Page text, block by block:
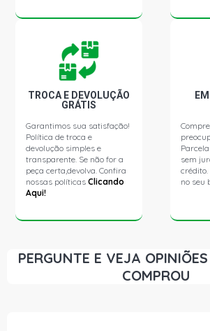
TROCA E DEVOLUÇÃO
GRÁTIS
Garantimos sua satisfação!
Política de troca e
devolução simples e
transparente. Se não for a
peça certa,devolva. Confira
nossas políticasClicando
Aqui!
sem
no seu
PERGUNTE E VEJA
COMPROU